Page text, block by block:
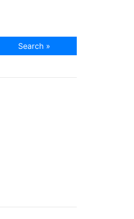
Search »